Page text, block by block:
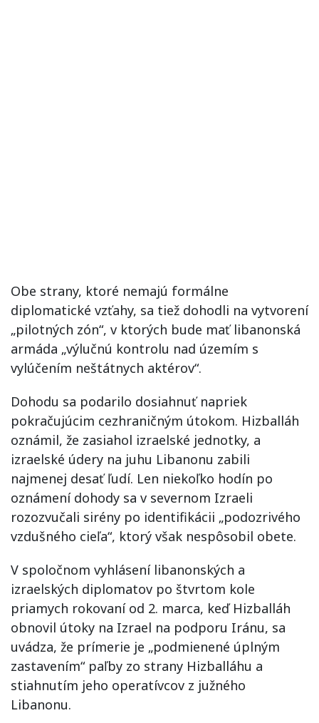
Obe strany, ktoré nemajú formálne
diplomatické vzťahy, sa tiež dohodli na vytvorení
„pilotných zón“, v ktorých bude mať libanonská
armáda „výlučnú kontrolu nad územím s
vylúčením neštátnych aktérov“.
Dohodu sa podarilo dosiahnuť napriek
pokračujúcim cezhraničným útokom. Hizballáh
oznámil, že zasiahol izraelské jednotky, a
izraelské údery na juhu Libanonu zabili
najmenej desať ľudí. Len niekoľko hodín po
oznámení dohody sa v severnom Izraeli
rozozvučali sirény po identifikácii „podozrivého
vzdušného cieľa“, ktorý však nespôsobil obete.
V spoločnom vyhlásení libanonských a
izraelských diplomatov po štvrtom kole
priamych rokovaní od 2. marca, keď Hizballáh
obnovil útoky na Izrael na podporu Iránu, sa
uvádza, že prímerie je „podmienené úplným
zastavením“ paľby zo strany Hizballáhu a
stiahnutím jeho operatívcov z južného
Libanonu.